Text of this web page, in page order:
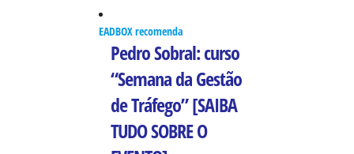
EADBOX recomenda
Pedro Sobral: curso
“Semana da Gestão
de Tráfego” [SAIBA
TUDO SOBRE O